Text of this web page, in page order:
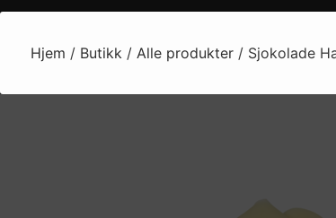
Hjem / Butikk / Alle produkter/ Sjokolade